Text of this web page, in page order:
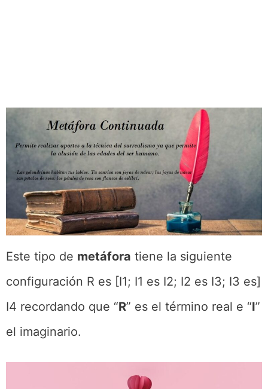
Este tipo de metáfora tiene la siguiente
configuración R es [I1; I1 es I2; I2 es I3; I3 es]
I4 recordando que “R” es el término real e “I”
el imaginario.